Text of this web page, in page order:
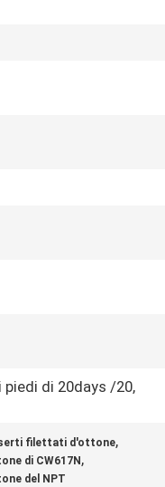
di 20days /20,
filettati d'ottone,
di CW617N ,
del NPT